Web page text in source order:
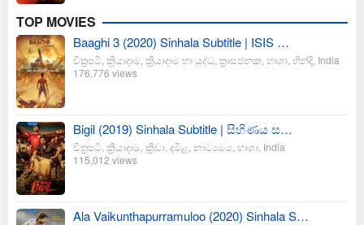
TOP MOVIES
Baaghi 3 (2020) Sinhala Subtitle | ISIS …
චිත්‍රපටි ක්‍රියාදාම ක්‍රියාදාම හා යුද්ධ ත්‍රාසජනක භාශා හින්දි India
176,776 views
Bigil (2019) Sinhala Subtitle | සිහිණය ස…
චිත්‍රපටි ක්‍රියාදාම ක්‍රීඩා දමිළ නාට්‍යමය භාශා India
115,012 views
Ala Vaikunthapurramuloo (2020) Sinhala S…